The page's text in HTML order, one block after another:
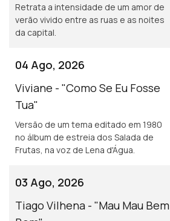
Retrata a intensidade de um amor de
verão vivido entre as ruas e as noites
da capital.
04 Ago, 2026
Viviane - "Como Se Eu Fosse
Tua"
Versão de um tema editado em 1980
no álbum de estreia dos Salada de
Frutas, na voz de Lena d'Água.
03 Ago, 2026
Tiago Vilhena - "Mau Mau Bem